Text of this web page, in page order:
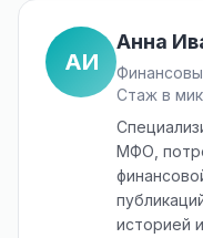
АИ
Анна
Стаж в
МФО,
историей